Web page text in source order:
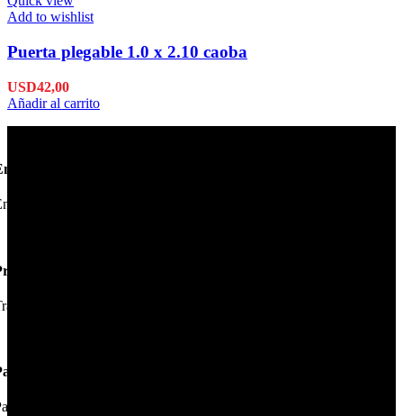
Add to wishlist
Puerta plegable 1.0 x 2.10 caoba
USD42,00
Añadir al carrito
en 24hs
su pedido en 24hs.
de Calidad
las mejores marcas.
Seguros.
online en nuestra web.